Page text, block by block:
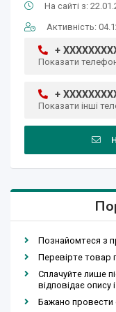
На сайті з:
Активність:
+
Показати
+
Показати інші
Познайомтеся з
Перевірте товар
Сплачуйте лише
відповідає
Бажано провести